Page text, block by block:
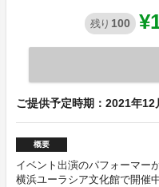
残り 100
ご提供予定時期：2021年12
概要
イベント出演のパフォーマー
横浜ユーラシア文化館で開催